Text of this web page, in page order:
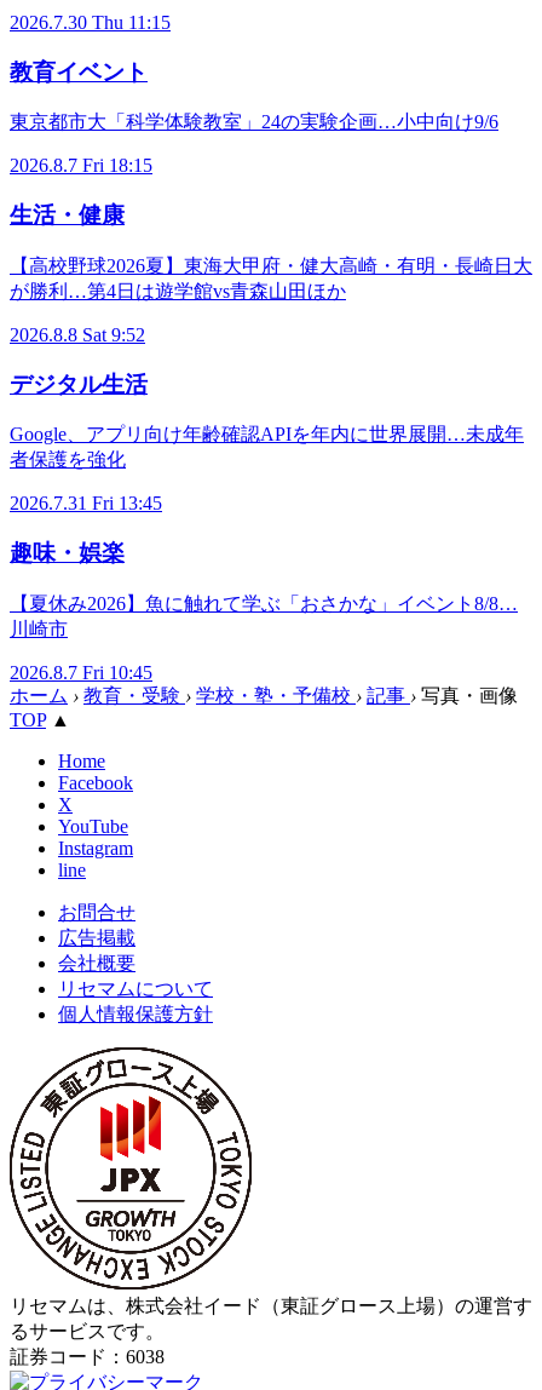
2026.7.30 Thu 11:15
教育イベント
東京都市大「科学体験教室」24の実験企画…小中向け9/6
2026.8.7 Fri 18:15
生活・健康
【高校野球2026夏】東海大甲府・健大高崎・有明・長崎日大
が勝利…第4日は遊学館vs青森山田ほか
2026.8.8 Sat 9:52
デジタル生活
Google、アプリ向け年齢確認APIを年内に世界展開…未成年
者保護を強化
2026.7.31 Fri 13:45
趣味・娯楽
【夏休み2026】魚に触れて学ぶ「おさかな」イベント8/8…
川崎市
2026.8.7 Fri 10:45
ホーム › 教育・受験 › 学校・塾・予備校 › 記事 › 写真・画像
TOP ▲
Home
Facebook
X
YouTube
Instagram
line
お問合せ
広告掲載
会社概要
リセマムについて
個人情報保護方針
リセマムは、株式会社イード（東証グロース上場）の運営す
るサービスです。
証券コード：6038